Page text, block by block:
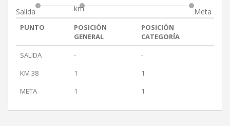
Salida
km
Meta
PUNTO
POSICIÓN
GENERAL
POSICIÓN
CATEGORÍA
SALIDA
-
-
KM 38
1
1
META
1 1